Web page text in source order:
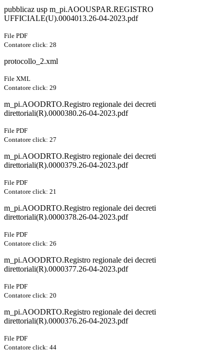
pubblicaz usp m_pi.AOOUSPAR.REGISTRO
UFFICIALE(U).0004013.26-04-2023.pdf
File PDF
Contatore click: 28
protocollo_2.xml
File XML
Contatore click: 29
m_pi.AOODRTO.Registro regionale dei decreti
direttoriali(R).0000380.26-04-2023.pdf
File PDF
Contatore click: 27
m_pi.AOODRTO.Registro regionale dei decreti
direttoriali(R).0000379.26-04-2023.pdf
File PDF
Contatore click: 21
m_pi.AOODRTO.Registro regionale dei decreti
direttoriali(R).0000378.26-04-2023.pdf
File PDF
Contatore click: 26
m_pi.AOODRTO.Registro regionale dei decreti
direttoriali(R).0000377.26-04-2023.pdf
File PDF
Contatore click: 20
m_pi.AOODRTO.Registro regionale dei decreti
direttoriali(R).0000376.26-04-2023.pdf
File PDF
Contatore click: 44